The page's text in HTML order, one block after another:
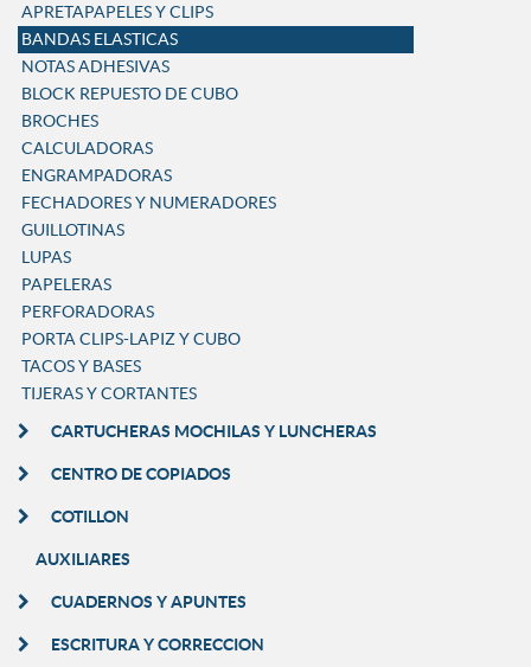
APRETAPAPELES Y CLIPS
BANDAS ELASTICAS
NOTAS ADHESIVAS
BLOCK REPUESTO DE CUBO
BROCHES
CALCULADORAS
ENGRAMPADORAS
FECHADORES Y NUMERADORES
GUILLOTINAS
LUPAS
PAPELERAS
PERFORADORAS
PORTA CLIPS-LAPIZ Y CUBO
TACOS Y BASES
TIJERAS Y CORTANTES
CARTUCHERAS MOCHILAS Y LUNCHERAS
CENTRO DE COPIADOS
COTILLON
AUXILIARES
CUADERNOS Y APUNTES
ESCRITURA Y CORRECCION